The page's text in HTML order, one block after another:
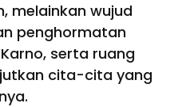
melainkan wujud
penghormatan
serta ruang
cita-cita yang